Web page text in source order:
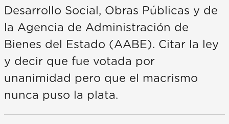
Desarrollo Social, Obras Públicas y de
la Agencia de Administración de
Bienes del Estado (AABE). Citar la ley
y decir que fue votada por
unanimidad pero que el macrismo
nunca puso la plata.